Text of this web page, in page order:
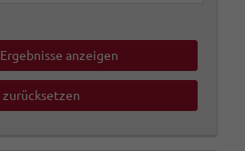
Ergebnisse anzeigen
zurücksetzen